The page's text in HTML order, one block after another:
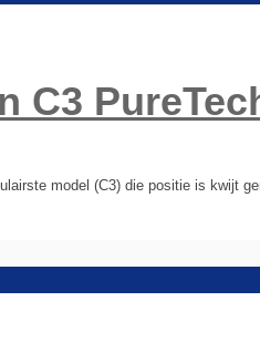
C3
model (C3) die positie is kwijt